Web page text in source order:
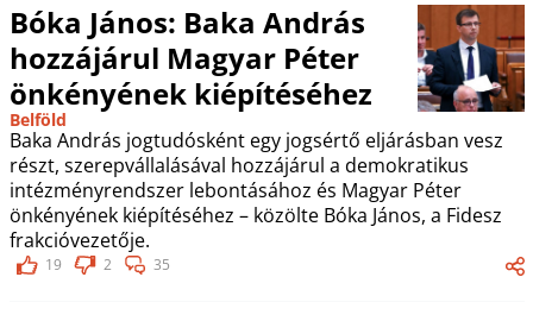
Bóka János: Baka András
hozzájárul Magyar Péter
önkényének kiépítéséhez
Belföld
Baka András jogtudósként egy jogsértő eljárásban vesz
részt, szerepvállalásával hozzájárul a demokratikus
intézményrendszer lebontásához és Magyar Péter
önkényének kiépítéséhez – közölte Bóka János, a Fidesz
frakcióvezetője.
19 2 35